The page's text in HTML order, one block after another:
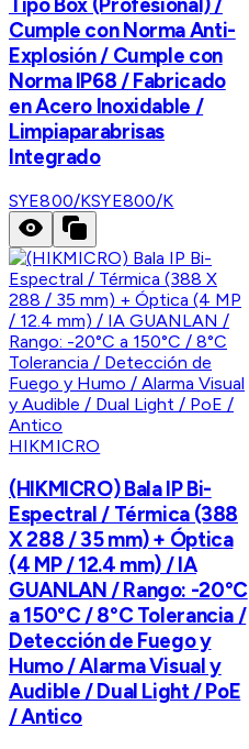
Cumple con Norma Anti-
Explosión / Cumple con
Norma IP68 / Fabricado
en Acero Inoxidable /
Limpiaparabrisas
Integrado
SYE800/KSYE800/K
HIKMICRO
(HIKMICRO) Bala IP Bi-
Espectral / Térmica (388
X 288 / 35 mm) + Óptica
(4 MP / 12.4 mm) / IA
GUANLAN / Rango: -20°C
a 150°C / 8°C Tolerancia /
Detección de Fuego y
Humo / Alarma Visual y
Audible / Dual Light / PoE
/ Antico